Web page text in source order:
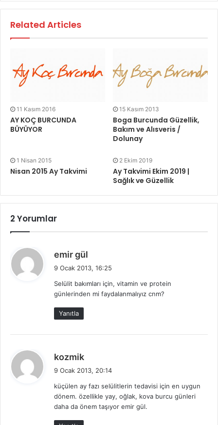
Related Articles
11 Kasım 2016
AY KOÇ BURCUNDA
BÜYÜYOR
15 Kasım 2013
Boga Burcunda Güzellik,
Bakım ve Alısveris /
Dolunay
1 Nisan 2015
Nisan 2015 Ay Takvimi
2 Ekim 2019
Ay Takvimi Ekim 2019 |
Sağlık ve Güzellik
2 Yorumlar
emir gül
i
k
9 Ocak 2013, 16:25
Selülit bakımları için, vitamin ve protein
günlerinden mi faydalanmalıyız cnm?
Yanıtla
kozmik
i
k
i
9 Ocak 2013, 20:14
küçülen ay fazı selülitlerin tedavisi için en uygun
dönem. özellikle yay, oğlak, kova burcu günleri
daha da önem taşıyor emir gül.